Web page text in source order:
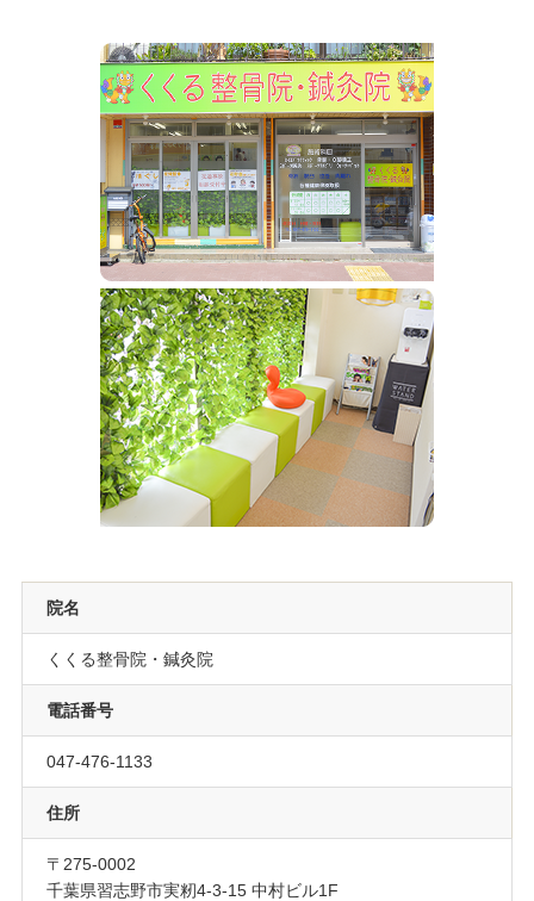
院名
くくる整骨院・鍼灸院
電話番号
047-476-1133
住所
〒275-0002
千葉県習志野市実籾4-3-15 中村ビル1F